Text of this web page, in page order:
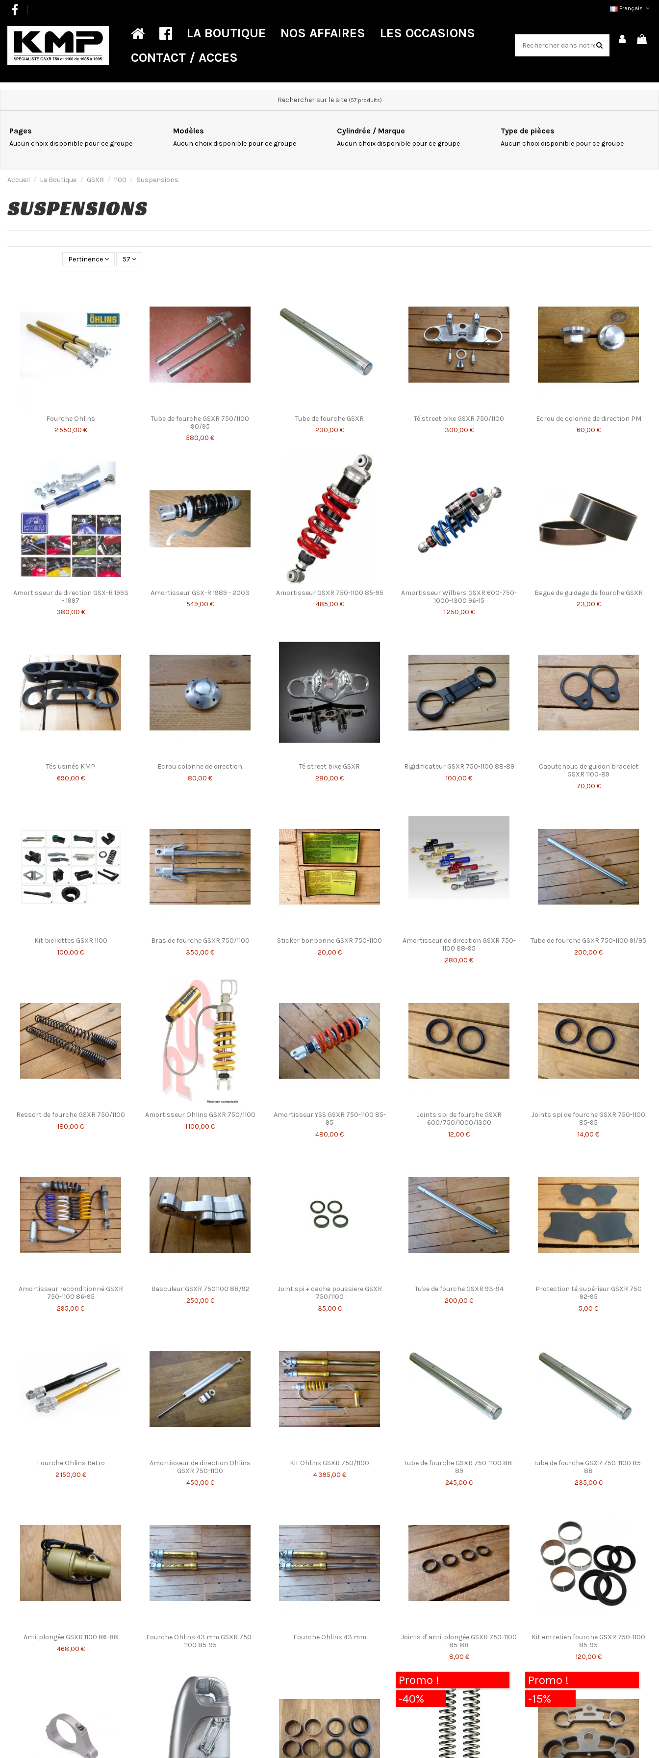
Français
LA BOUTIQUE NOS AFFAIRES
LES OCCASIONS
CONTACT / ACCES
Rechercher sur le site (57 produits)
Pages
Aucun choix disponible pour ce groupe
Modèles
Aucun choix disponible pour ce groupe
Cylindrée / Marque
Aucun choix disponible pour ce groupe
Type de pièces
Aucun choix disponible pour ce groupe
Accueil La Boutique GSXR 1100 Suspensions
SUSPENSIONS
Pertinence 57
Fourche Ohlins
2 550,00 €
Tube de fourche GSXR 750/1100
90/95
580,00 €
Tube de fourche GSXR
230,00 €
Té street bike GSXR 750/1100
300,00 €
Ecrou de colonne de direction PM
60,00 €
Amortisseur de direction GSX-R 1993
- 1997
380,00 €
Amortisseur GSX-R 1989 - 2003
549,00 €
Amortisseur GSXR 750-1100 85-95
485,00 €
Amortisseur Wilbers GSXR 600-750-
1000-1300 96-15
1 250,00 €
Bague de guidage de fourche GSXR
23,00 €
Tés usinés KMP
690,00 €
Ecrou colonne de direction.
80,00 €
Té street bike GSXR
280,00 €
Rigidificateur GSXR 750-1100 88-89
100,00 €
Caoutchouc de guidon bracelet
GSXR 1100-89
70,00 €
Kit biellettes GSXR 1100
100,00 €
Bras de fourche GSXR 750/1100
350,00 €
Sticker bonbonne GSXR 750-1100
20,00 €
Amortisseur de direction GSXR 750-
1100 88-95
280,00 €
Tube de fourche GSXR 750-1100 91/95
200,00 €
Ressort de fourche GSXR 750/1100
180,00 €
Amortisseur Ohlins GSXR 750/1100
1 100,00 €
Amortisseur YSS GSXR 750-1100 85-
95
480,00 €
Joints spi de fourche GSXR
600/750/1000/1300
12,00 €
Joints spi de fourche GSXR 750-1100
85-95
14,00 €
Amortisseur reconditionné GSXR
750-1100 86-95
295,00 €
Basculeur GSXR 7501100 88/92
250,00 €
Joint spi + cache poussiere GSXR
750/1100
35,00 €
Tube de fourche GSXR 93-94
200,00 €
Protection té supérieur GSXR 750
92-95
5,00 €
Fourche Ohlins Retro
2 150,00 €
Amortisseur de direction Ohlins
GSXR 750-1100
450,00 €
Kit Ohlins GSXR 750/1100
4 395,00 €
Tube de fourche GSXR 750-1100 88-
89
245,00 €
Tube de fourche GSXR 750-1100 85-
88
235,00 €
Anti-plongée GSXR 1100 86-88
468,00 €
Fourche Ohlins 43 mm GSXR 750-
1100 85-95
Fourche Ohlins 43 mm
Joints d' anti-plongée GSXR 750-1100
85-88
8,00 €
Kit entretien fourche GSXR 750-1100
85-95
120,00 €
Promo !
-40%
Promo !
-15%